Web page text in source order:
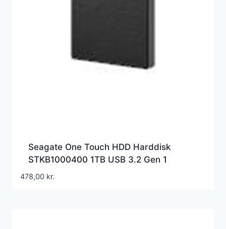
Seagate One Touch HDD Harddisk
STKB1000400 1TB USB 3.2 Gen 1
478,00 kr.